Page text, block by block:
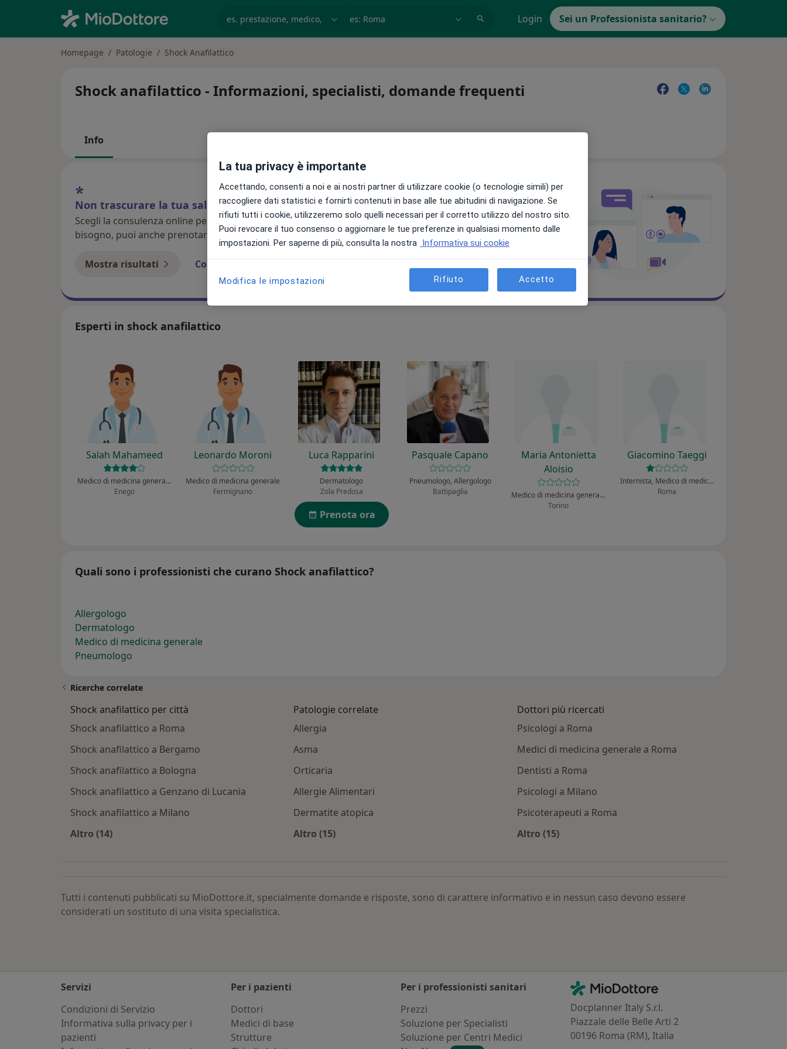
Login Sei un Professionista sanitario?
Homepage Patologie Shock Anafilattico
Shock anafilattico - Informazioni, specialisti, domande frequenti
Info
Non trascurare la tua salute
Scegli la consulenza online per iniziare o continuare una terapia, senza muoverti da casa. Se ne hai
bisogno, puoi anche prenotare una visita in studio.
Mostra risultati Come funziona?
Esperti in shock anafilattico
Salah Mahameed
Medico di medicina generale, Medico competente
Enego
Leonardo Moroni
Medico di medicina generale
Fermignano
Luca Rapparini
Dermatologo
Zola Predosa
Prenota ora
Pasquale Capano
Pneumologo, Allergologo
Battipaglia
Maria Antonietta
Aloisio
Medico di medicina generale, Internista
Torino
Giacomino Taeggi
Internista, Medico di medicina generale
Roma
Quali sono i professionisti che curano Shock anafilattico?
Allergologo
Dermatologo
Medico di medicina generale
Pneumologo
Ricerche correlate
Shock anafilattico per città
Shock anafilattico a Roma
Shock anafilattico a Bergamo
Shock anafilattico a Bologna
Shock anafilattico a Genzano di Lucania
Shock anafilattico a Milano
Altro (14)
Patologie correlate
Allergia
Asma
Orticaria
Allergie Alimentari
Dermatite atopica
Altro (15)
Dottori più ricercati
Psicologi a Roma
Medici di medicina generale a Roma
Dentisti a Roma
Psicologi a Milano
Psicoterapeuti a Roma
Altro (15)
Tutti i contenuti pubblicati su MioDottore.it, specialmente domande e risposte, sono di carattere informativo e in nessun caso devono essere
considerati un sostituto di una visita specialistica.
Servizi
Condizioni di Servizio
Informativa sulla privacy per i
pazienti
Per i pazienti
Dottori
Medici di base
Strutture
Per i professionisti sanitari
Prezzi
Soluzione per Specialisti
Soluzione per Centri Medici
Contatti
MioDottore - Homepage
Docplanner Italy S.r.l.
Piazzale delle Belle Arti 2
00196 Roma (RM), Italia
La tua privacy è importante
Accettando, consenti a noi e ai nostri partner di utilizzare cookie (o tecnologie simili) per
raccogliere dati statistici e fornirti contenuti in base alle tue abitudini di navigazione. Se
rifiuti tutti i cookie, utilizzeremo solo quelli necessari per il corretto utilizzo del nostro sito.
Puoi revocare il tuo consenso o aggiornare le tue preferenze in qualsiasi momento dalle
impostazioni. Per saperne di più, consulta la nostra Informativa sui cookie
Modifica le impostazioni Rifiuto Accetto